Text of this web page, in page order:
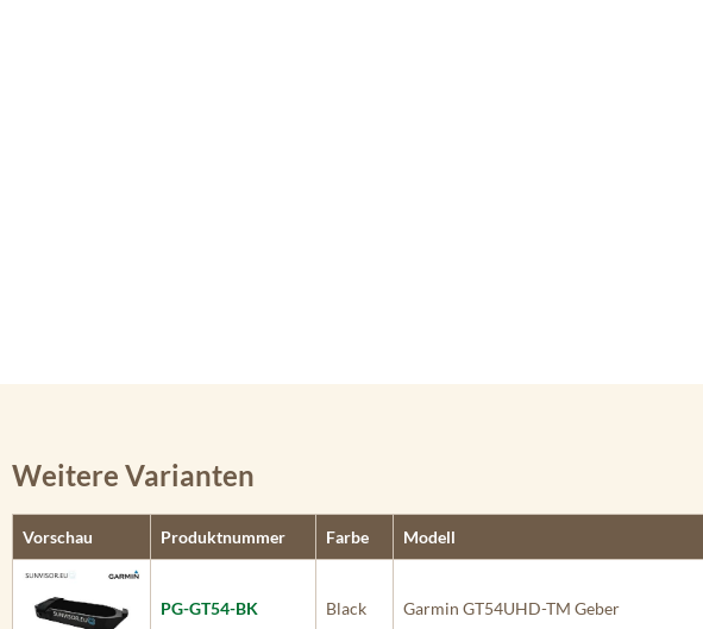
Weitere Varianten
Vorschau Produktnummer Farbe Modell
PG-GT54-BK Black Garmin GT54UHD-TM Geber